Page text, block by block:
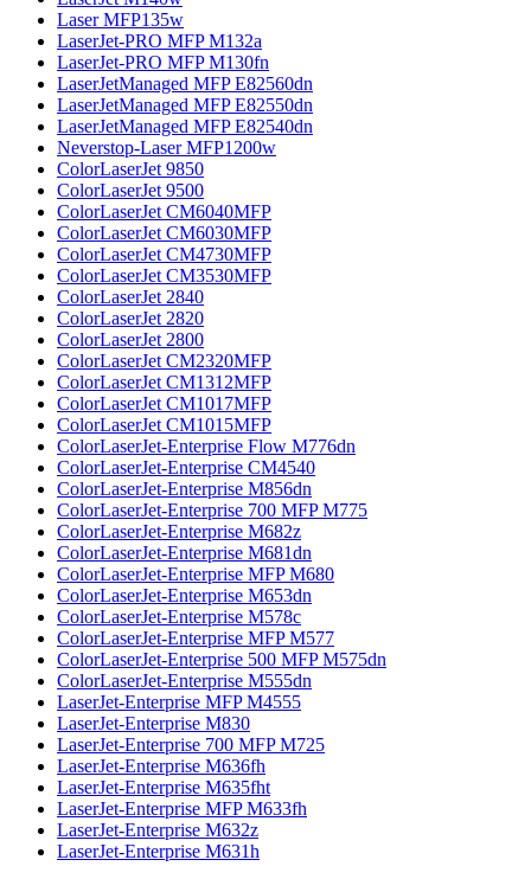
Laser MFP135w
LaserJet-PRO MFP M132a
LaserJet-PRO MFP M130fn
LaserJetManaged MFP E82560dn
LaserJetManaged MFP E82550dn
LaserJetManaged MFP E82540dn
Neverstop-Laser MFP1200w
ColorLaserJet 9850
ColorLaserJet 9500
ColorLaserJet CM6040MFP
ColorLaserJet CM6030MFP
ColorLaserJet CM4730MFP
ColorLaserJet CM3530MFP
ColorLaserJet 2840
ColorLaserJet 2820
ColorLaserJet 2800
ColorLaserJet CM2320MFP
ColorLaserJet CM1312MFP
ColorLaserJet CM1017MFP
ColorLaserJet CM1015MFP
ColorLaserJet-Enterprise Flow M776dn
ColorLaserJet-Enterprise CM4540
ColorLaserJet-Enterprise M856dn
ColorLaserJet-Enterprise 700 MFP M775
ColorLaserJet-Enterprise M682z
ColorLaserJet-Enterprise M681dn
ColorLaserJet-Enterprise MFP M680
ColorLaserJet-Enterprise M653dn
ColorLaserJet-Enterprise M578с
ColorLaserJet-Enterprise MFP M577
ColorLaserJet-Enterprise 500 MFP M575dn
ColorLaserJet-Enterprise M555dn
LaserJet-Enterprise MFP M4555
LaserJet-Enterprise M830
LaserJet-Enterprise 700 MFP M725
LaserJet-Enterprise M636fh
LaserJet-Enterprise M635fht
LaserJet-Enterprise MFP M633fh
LaserJet-Enterprise M632z
LaserJet-Enterprise M631h